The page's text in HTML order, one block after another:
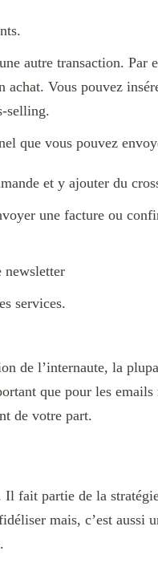
autre transaction. Par
achat. Vous pouvez
selling.
que vous pouvez
et y ajouter du
une facture ou
newsletter
services.
de l’internaute, la
que pour les
de votre part.
fait partie de la
mais, c’est aussi